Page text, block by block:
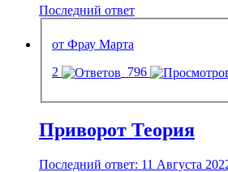
Последний ответ
от Фрау Марта
2
796
Приворот Теория
Последний ответ: 11 Августа